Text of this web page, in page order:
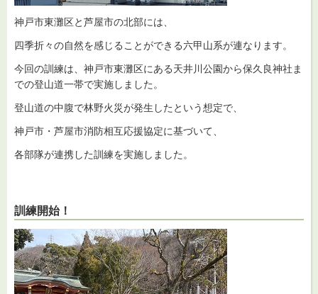
神戸市東灘区と芦屋市の北部には、
四季折々の自然を感じることができる六甲山系が連なります。
今回の訓練は、神戸市東灘区にある天井川公園から保久良神社ま
での登山道一帯で実施しました。
登山道の中腹で林野火災が発生したという想定で、
神戸市・芦屋市消防相互応援協定に基づいて、
各部隊が連携した訓練を実施しました。
訓練開始！